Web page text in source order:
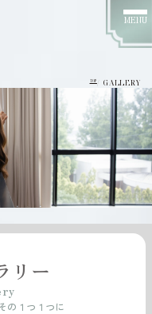
MENU
TOP/ GALLERY
リー
の１つ１つに